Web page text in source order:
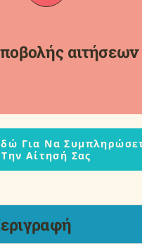
Για Να
Την Αίτησή Σας